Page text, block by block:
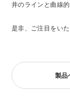
井のラインと曲線
是非、ご注目をい
製品